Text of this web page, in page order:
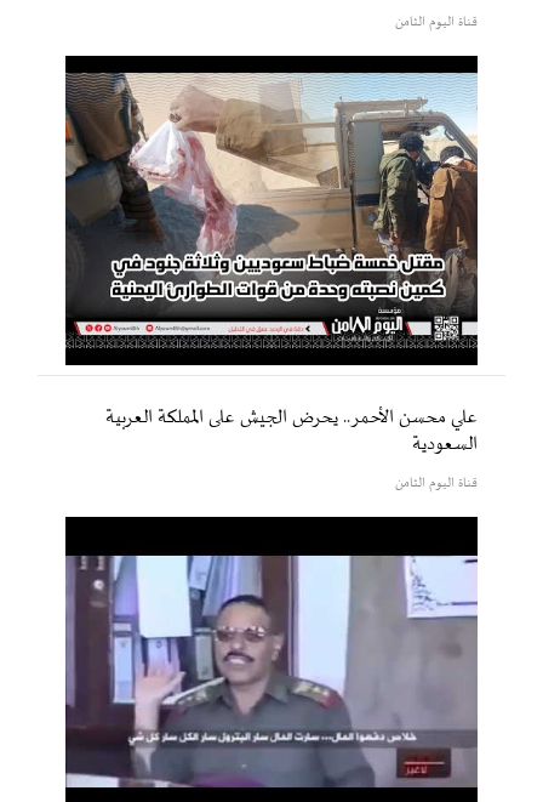
قناة اليوم الثامن
علي محسن الأحمر.. يحرض الجيش على المملكة العربية
السعودية
قناة اليوم الثامن